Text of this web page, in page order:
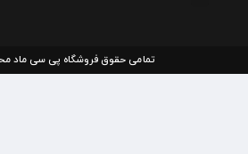
تمامی حقوق فروشگاه پی سی ماد